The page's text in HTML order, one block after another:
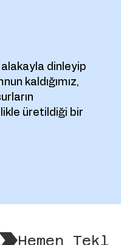
dinleyip
kaldığımız,
üretildiği bir